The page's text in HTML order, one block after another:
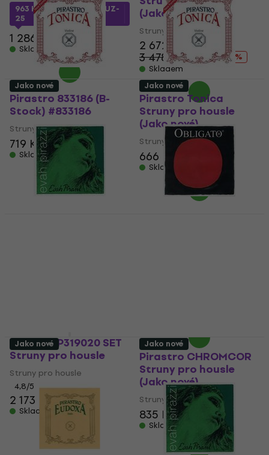
963 Kčs kódemMUZMUZ-
25
1 286 Kč
Skladem
(Jako nové)
Struny pro housle
2 672 Kč
3 478,86 Kč
- 23 %
Skladem
Pirastro 833186 (B-
Stock) #833186
Struny pro housle
719 Kč747,45 Kč
Skladem
Pirastro Tonica
Struny pro housle
(Jako nové)
Struny pro housle
666 Kč
Skladem
Jako nové Jako nové
Pirastro P319020 SET
Struny pro housle
Struny pro housle
4,8/5
2 173 Kč
Skladem
Pirastro CHROMCOR
Struny pro housle
(Jako nové)
Struny pro housle
835 Kč870 Kč
Skladem
Jako nové Jako nové